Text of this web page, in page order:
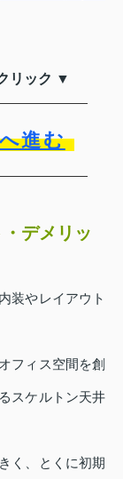
リック ▼
進む
デメリッ
装やレイアウト
フィス空間を創
スケルトン天井
く、とくに初期